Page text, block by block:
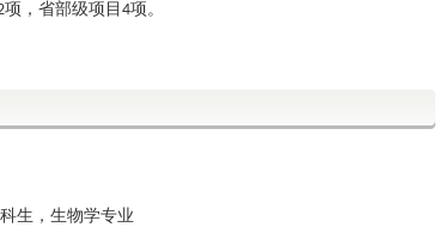
，省部级项目4项。
生，生物学专业